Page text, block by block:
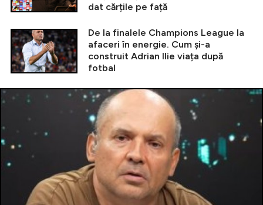
dat cărțile pe față
De la finalele Champions League la
afaceri în energie. Cum și-a
construit Adrian Ilie viața după
fotbal